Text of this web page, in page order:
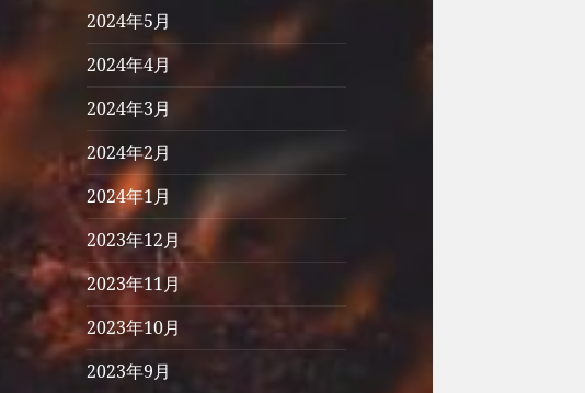
2024年5月
2024年4月
2024年3月
2024年2月
2024年1月
2023年12月
2023年11月
2023年10月
2023年9月